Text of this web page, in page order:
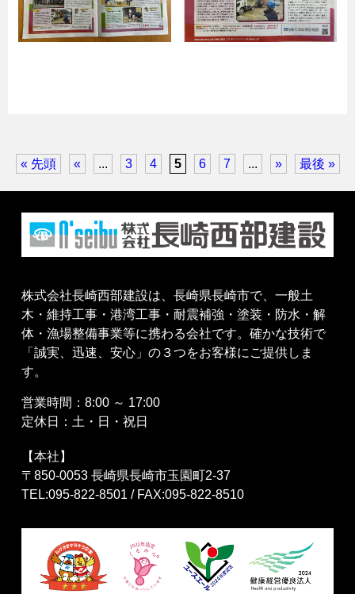
« 先頭 « ... 3 4 5 6 7 ... » 最後 »
株式会社長崎西部建設は、長崎県長崎市で、一般土
木・維持工事・港湾工事・耐震補強・塗装・防水・解
体・漁場整備事業等に携わる会社です。確かな技術で
「誠実、迅速、安心」の３つをお客様にご提供しま
す。
営業時間：8:00 ～ 17:00
定休日：土・日・祝日
【本社】
〒850-0053 長崎県長崎市玉園町2-37
TEL:095-822-8501 / FAX:095-822-8510